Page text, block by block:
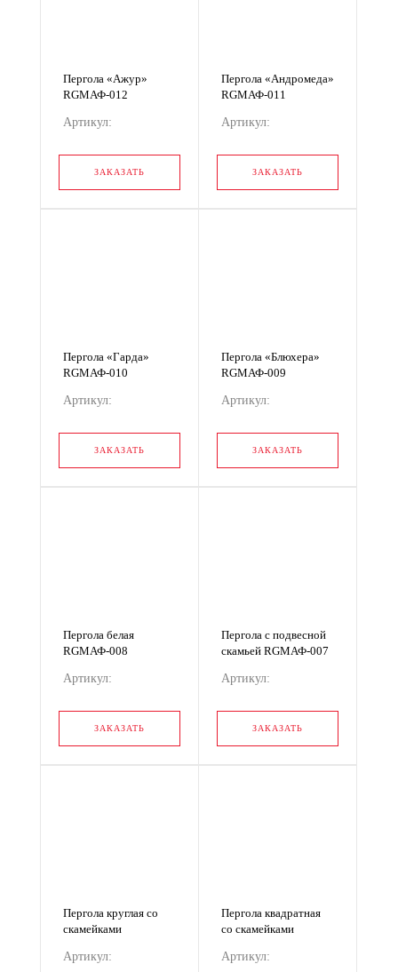
Пергола «Ажур»
RGМАФ-012
Артикул:
ЗАКАЗАТЬ
Пергола «Андромеда»
RGМАФ-011
Артикул:
ЗАКАЗАТЬ
Пергола «Гарда»
RGМАФ-010
Артикул:
ЗАКАЗАТЬ
Пергола «Блюхера»
RGМАФ-009
Артикул:
ЗАКАЗАТЬ
Пергола белая
RGМАФ-008
Артикул:
ЗАКАЗАТЬ
Пергола с подвесной
скамьей RGМАФ-007
Артикул:
ЗАКАЗАТЬ
Пергола круглая со
скамейками
Артикул:
Пергола квадратная
со скамейками
Артикул: